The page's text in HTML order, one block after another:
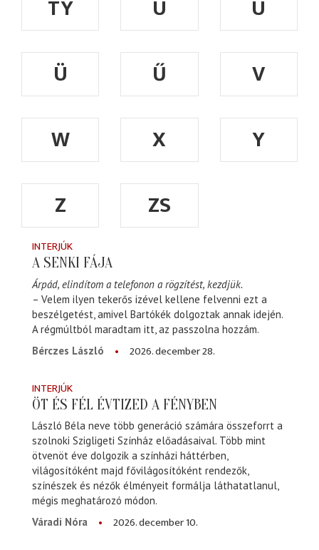
TY U
Ú
Ü
Ű
V
W
X
Y
Z
ZS
INTERJÚK
A SENKI FÁJA
Árpád, elindítom a telefonon a rögzítést, kezdjük.
– Velem ilyen tekerős izével kellene felvenni ezt a
beszélgetést, amivel Bartókék dolgoztak annak idején.
A régmúltból maradtam itt, az passzolna hozzám.
Bérczes László
2026. december 28.
INTERJÚK
ÖT ÉS FÉL ÉVTIZED A FÉNYBEN
László Béla neve több generáció számára összeforrt a
szolnoki Szigligeti Színház előadásaival. Több mint
ötvenöt éve dolgozik a színházi háttérben,
világosítóként majd fővilágosítóként rendezők,
színészek és nézők élményeit formálja láthatatlanul,
mégis meghatározó módon.
Váradi Nóra
2026. december 10.